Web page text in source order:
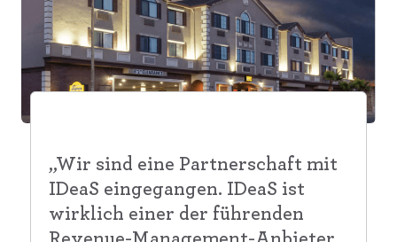
„Wir sind eine Partnerschaft mit
IDeaS eingegangen. IDeaS ist
wirklich einer der führenden
Revenue-Management-Anbieter